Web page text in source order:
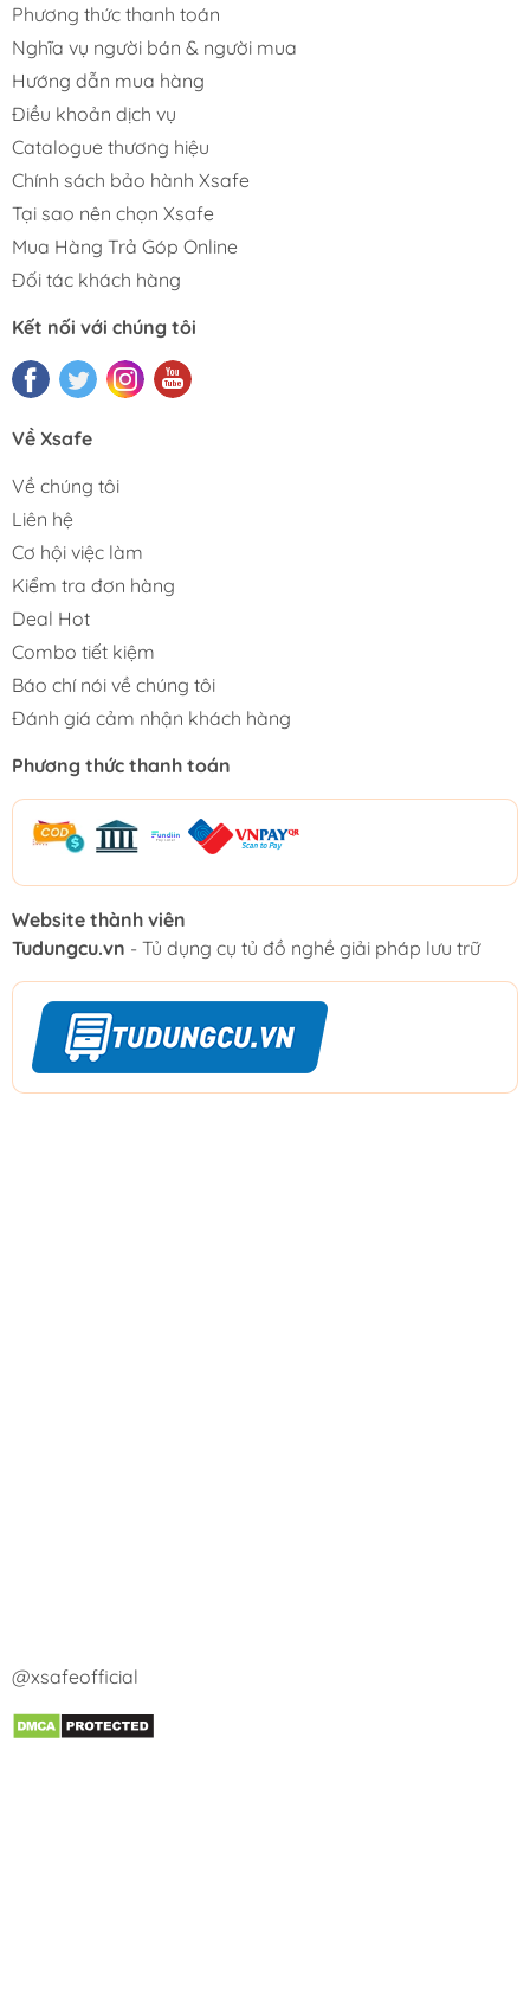
Phương thức thanh toán
Nghĩa vụ người bán & người mua
Hướng dẫn mua hàng
Điều khoản dịch vụ
Catalogue thương hiệu
Chính sách bảo hành Xsafe
Tại sao nên chọn Xsafe
Mua Hàng Trả Góp Online
Đối tác khách hàng
Kết nối với chúng tôi
Về Xsafe
Về chúng tôi
Liên hệ
Cơ hội việc làm
Kiểm tra đơn hàng
Deal Hot
Combo tiết kiệm
Báo chí nói về chúng tôi
Đánh giá cảm nhận khách hàng
Phương thức thanh toán
Website thành viên
Tudungcu.vn - Tủ dụng cụ tủ đồ nghề giải pháp lưu trữ
@xsafeofficial